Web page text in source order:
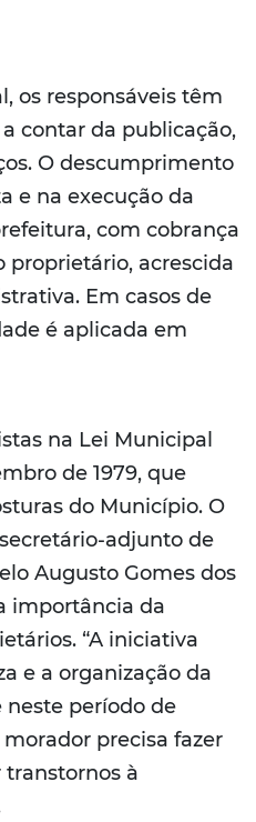
os responsáveis têm
contar da publicação,
O descumprimento
e na execução da
com cobrança
proprietário, acrescida
Em casos de
é aplicada em
na Lei Municipal
de 1979, que
do Município. O
adjunto de
Augusto Gomes dos
importância da
“A iniciativa
e a organização da
período de
precisa fazer
à